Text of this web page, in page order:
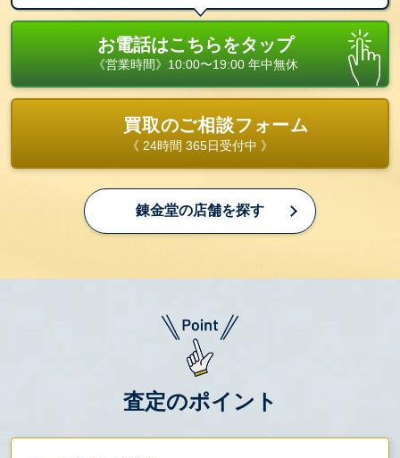
お電話はこちらをタップ
《営業時間》10:00〜19:00 年中無休
買取のご相談フォーム
《 24時間 365日受付中 》
錬金堂の店舗を探す
査定のポイント